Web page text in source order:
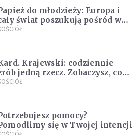
do młodzieży: Europa i
świat poszukują pośród was
świętych
Krajewski: codziennie
jedną rzecz. Zobaczysz, co
się z twoim życiem
pomocy?
się w Twojej intencji